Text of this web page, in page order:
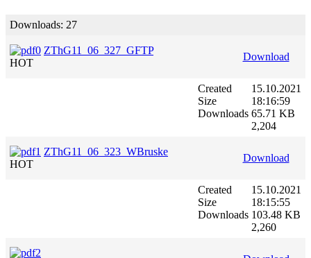
Downloads: 27
ZThG11_06_327_GFTP
HOT
Download
Created
Size
Downloads
15.10.2021
18:16:59
65.71 KB
2,204
ZThG11_06_323_WBruske
HOT
Download
Created
Size
Downloads
15.10.2021
18:15:55
103.48 KB
2,260